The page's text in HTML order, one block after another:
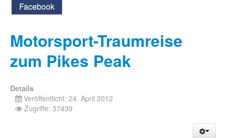
Facebook
Motorsport-Traumreise
zum Pikes Peak
Details
Veröffentlicht: 24. April 2012
Zugriffe: 37439